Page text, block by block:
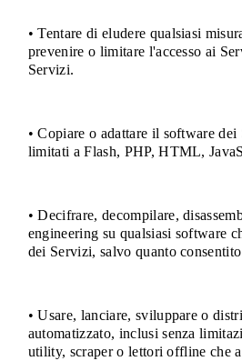
• Tentare di eludere qualsiasi
prevenire o limitare l'accesso ai
Servizi.
• Copiare o adattare il software
limitati a Flash, PHP, HTML,
• Decifrare, decompilare,
engineering su qualsiasi software
dei Servizi, salvo quanto
• Usare, lanciare, sviluppare o
automatizzato, inclusi senza
utility, scraper o lettori offline che